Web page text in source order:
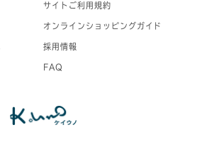
サイトご利用規約
オンラインショッピングガイド
採用情報
FAQ